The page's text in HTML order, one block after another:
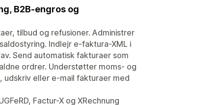
B2B-engros og
tilbud og refusioner. Administrer
Indlejr e-faktura-XML i
Send automatisk fakturaer som
ordrer. Understøtter moms- og
udskriv eller e-mail fakturaer med
Factur-X og XRechnung